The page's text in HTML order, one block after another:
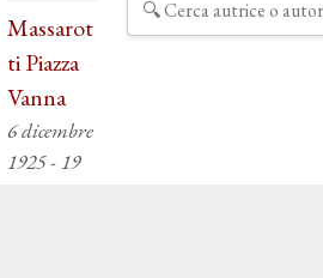
Massarot
ti Piazza
Vanna
6 dicembre
1925 - 19